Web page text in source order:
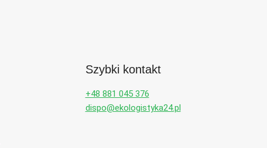
Szybki kontakt
+48 881 045 376
dispo@ekologistyka24.pl